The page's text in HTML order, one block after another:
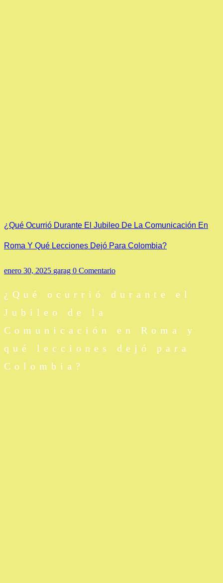
¿Qué Ocurrió Durante El Jubileo De La Comunicación En
Roma Y Qué Lecciones Dejó Para Colombia?
enero 30, 2025 garag 0 Comentario
¿Qué ocurrió durante el
Jubileo de la
Comunicación en Roma y
qué lecciones dejó para
Colombia?